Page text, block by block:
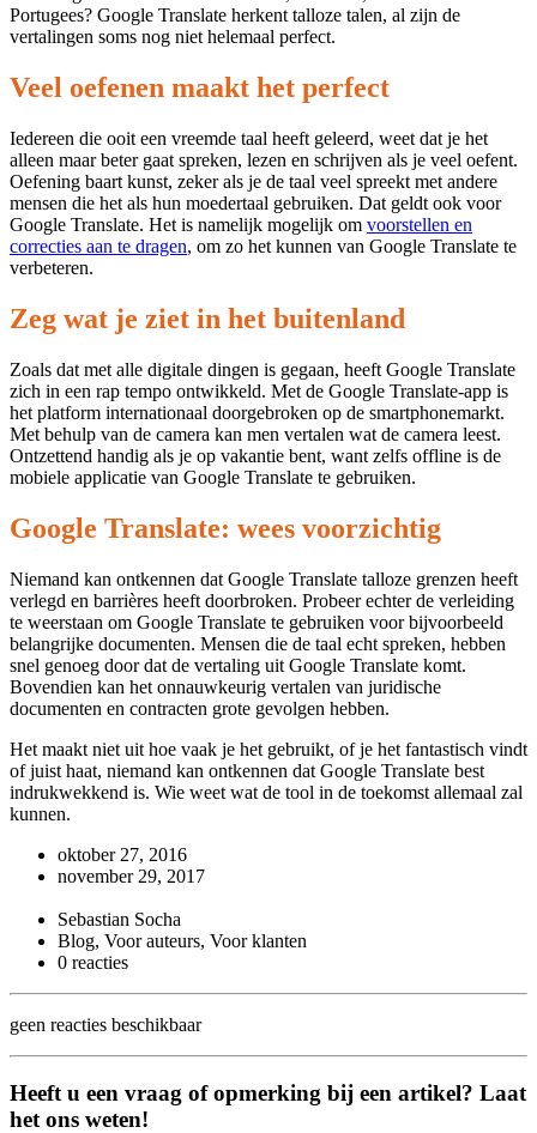
Portugees? Google Translate herkent talloze talen, al zijn de
vertalingen soms nog niet helemaal perfect.
Veel oefenen maakt het perfect
Iedereen die ooit een vreemde taal heeft geleerd, weet dat je het
alleen maar beter gaat spreken, lezen en schrijven als je veel oefent.
Oefening baart kunst, zeker als je de taal veel spreekt met andere
mensen die het als hun moedertaal gebruiken. Dat geldt ook voor
Google Translate. Het is namelijk mogelijk om voorstellen en
correcties aan te dragen, om zo het kunnen van Google Translate te
verbeteren.
Zeg wat je ziet in het buitenland
Zoals dat met alle digitale dingen is gegaan, heeft Google Translate
zich in een rap tempo ontwikkeld. Met de Google Translate-app is
het platform internationaal doorgebroken op de smartphonemarkt.
Met behulp van de camera kan men vertalen wat de camera leest.
Ontzettend handig als je op vakantie bent, want zelfs offline is de
mobiele applicatie van Google Translate te gebruiken.
Google Translate: wees voorzichtig
Niemand kan ontkennen dat Google Translate talloze grenzen heeft
verlegd en barrières heeft doorbroken. Probeer echter de verleiding
te weerstaan om Google Translate te gebruiken voor bijvoorbeeld
belangrijke documenten. Mensen die de taal echt spreken, hebben
snel genoeg door dat de vertaling uit Google Translate komt.
Bovendien kan het onnauwkeurig vertalen van juridische
documenten en contracten grote gevolgen hebben.
Het maakt niet uit hoe vaak je het gebruikt, of je het fantastisch vindt
of juist haat, niemand kan ontkennen dat Google Translate best
indrukwekkend is. Wie weet wat de tool in de toekomst allemaal zal
kunnen.
oktober 27, 2016
november 29, 2017
Sebastian Socha
Blog, Voor auteurs, Voor klanten
0 reacties
geen reacties beschikbaar
Heeft u een vraag of opmerking bij een artikel? Laat
het ons weten!